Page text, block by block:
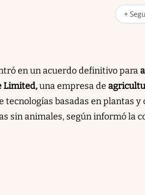
+abre
en un acuerdo definitivo para
Limited,una empresa de
basadas en plantas y
sin animales, según informó la